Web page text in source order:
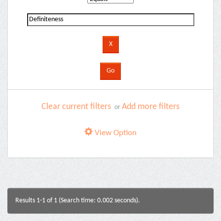
Clear current filters or Add more filters
View Option
Results 1-1 of 1 (Search time: 0.002 seconds).